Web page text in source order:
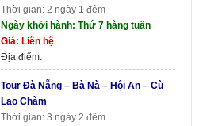
Thời gian: 2 ngày 1 đêm
Ngày khởi hành: Thứ 7 hàng tuần
Giá: Liên hệ
Địa điểm:
Tour Đà Nẵng – Bà Nà – Hội An – Cù
Lao Chàm
Thời gian: 3 ngày 2 đêm